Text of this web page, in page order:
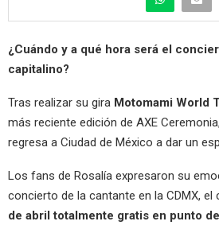
¿Cuándo y a qué hora será el
capitalino?
Tras realizar su gira Motomami World
más reciente edición de AXE
regresa a Ciudad de México a dar un
Los fans de Rosalía expresaron su
concierto de la cantante en la CDMX, el
de abril totalmente gratis en punto